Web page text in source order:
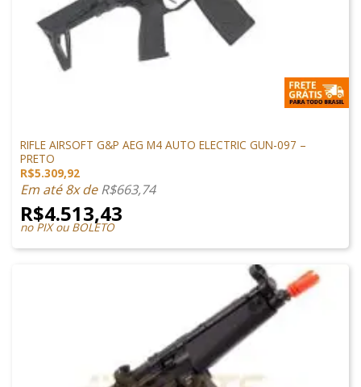
RIFLE AIRSOFT G&P AEG M4 AUTO ELECTRIC GUN-097 –
PRETO
R$5.309,92
Em até 8x deR$663,74
R$4.513,43
no PIX ou BOLETO